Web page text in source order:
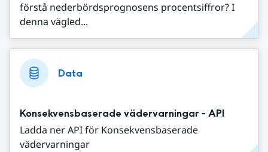
förstå nederbördsprognosens procentsiffror? I
denna vägled...
Data
Konsekvensbaserade vädervarningar - API
Ladda ner API för Konsekvensbaserade
vädervarningar